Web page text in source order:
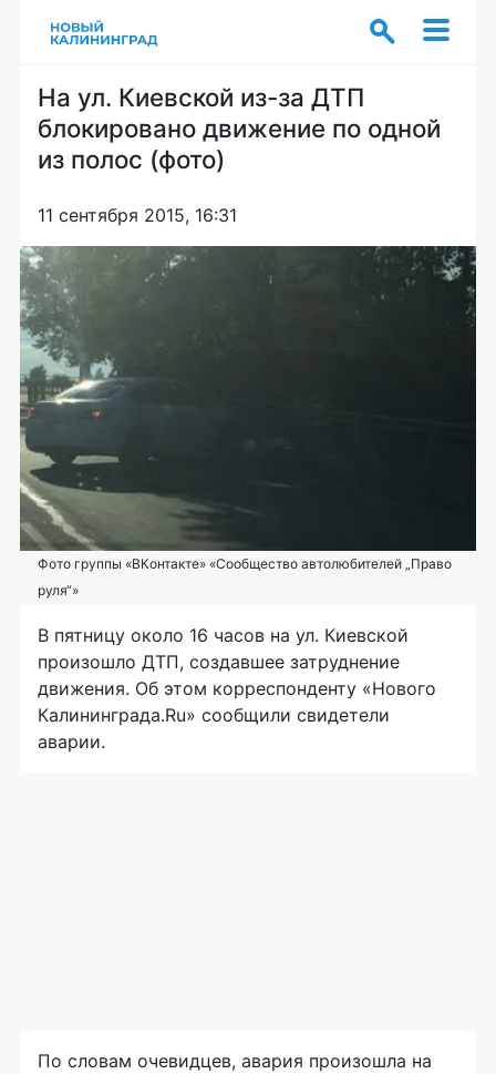
На ул. Киевской из-за ДТП
блокировано движение по одной
из полос (фото)
11 сентября 2015, 16:31
Фото группы «ВКонтакте» «Сообщество автолюбителей „Право
руля“»
В пятницу около 16 часов на ул. Киевской
произошло ДТП, создавшее затруднение
движения. Об этом корреспонденту «Нового
Калининграда.Ru» сообщили свидетели
аварии.
По словам очевидцев, авария произошла на